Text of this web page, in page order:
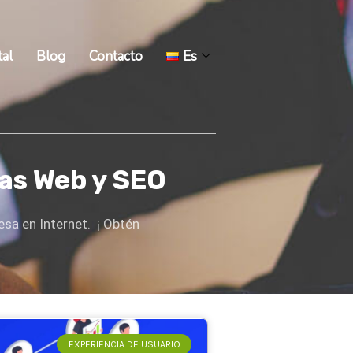
Blog Contacto Es
Web y SEO
en Internet. ¡ Obtén
EXPERIENCIA DE USUARIO